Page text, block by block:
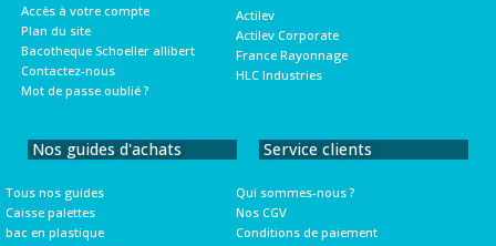
Accès à votre compte
Plan du site
Bacotheque Schoeller allibert
Contactez-nous
Mot de passe oublié ?
Actilev
Actilev Corporate
France Rayonnage
HLC Industries
Nos guides d'achats
Tous nos guides
Caisse palettes
bac en plastique
Service clients
Qui sommes-nous ?
Nos CGV
Conditions de paiement